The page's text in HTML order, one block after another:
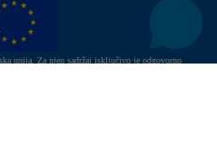
unija. Za njen sadržaj isključivo je odgovorno